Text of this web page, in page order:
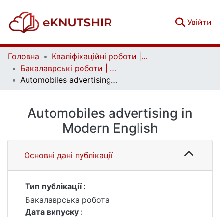
Увійти
Головна
Кваліфікаційні роботи | Qualifying works
Бакалаврські роботи | Bachelor theses
Automobiles advertising in Modern English
Automobiles advertising in
Modern English
Основні дані публікації
Тип публікації :
Бакалаврська робота
Дата випуску :